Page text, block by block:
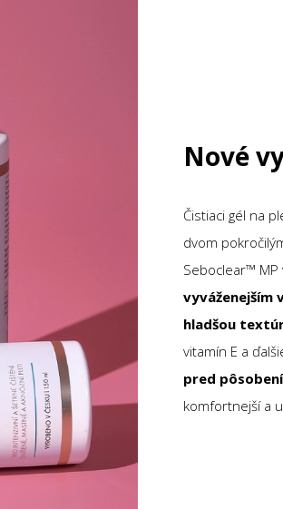
Nové
Čistiaci gél na
dvom
Seboclear™ MP
vyváženejším
hladšou
vitamín E a
pred
komfortnejší a